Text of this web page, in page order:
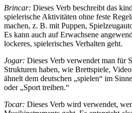
Brincar: Dieses Verb beschreibt das
spielerische Aktivitäten ohne feste
machen, z. B. mit Puppen,
Es kann auch auf Erwachsene
lockeres, spielerisches Verhalten geht.
Jogar: Dieses Verb verwendet man für
Strukturen haben, wie Brettspiele,
ähnelt dem deutschen „spielen“ im
oder „Sport treiben.“
Tocar: Dieses Verb wird verwendet,